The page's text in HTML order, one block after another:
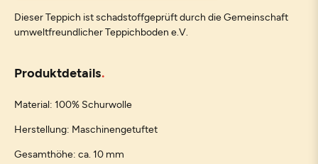
Dieser Teppich ist schadstoffgeprüft durch die Gemeinschaft
umweltfreundlicher Teppichboden e.V.
Produktdetails
Material: 100% Schurwolle
Herstellung: Maschinengetuftet
Gesamthöhe: ca. 10 mm